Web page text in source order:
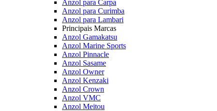
Anzol para Carpa
Anzol para Curimba
Anzol para Lambari
Principais Marcas
Anzol Gamakatsu
Anzol Marine Sports
Anzol Pinnacle
Anzol Sasame
Anzol Owner
Anzol Kenzaki
Anzol Crown
Anzol VMC
Anzol Meitou